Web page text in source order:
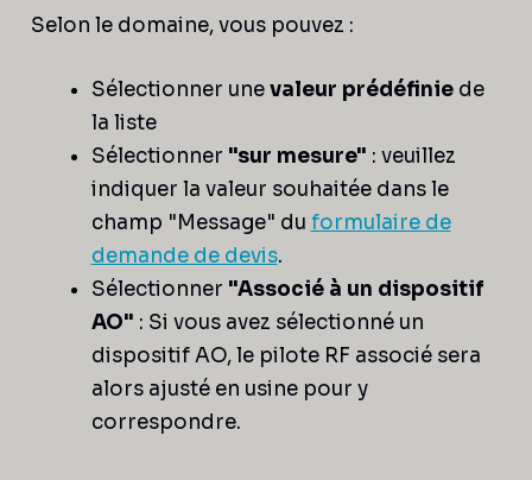
Selon le domaine, vous pouvez :
Sélectionner unevaleur prédéfiniede
la liste
Sélectionner "sur mesure" : veuillez
indiquer la valeur souhaitée dans le
champ "Message" du formulaire de
demande de devis.
Sélectionner "Associé à un dispositif
AO" : Si vous avez sélectionné un
dispositif AO, le pilote RF associé sera
alors ajusté en usine pour y
correspondre.